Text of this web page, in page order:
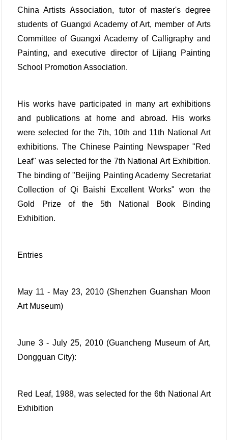
China Artists Association, tutor of master's degree
students of Guangxi Academy of Art, member of Arts
Committee of Guangxi Academy of Calligraphy and
Painting, and executive director of Lijiang Painting
School Promotion Association.
His works have participated in many art exhibitions
and publications at home and abroad. His works
were selected for the 7th, 10th and 11th National Art
exhibitions. The Chinese Painting Newspaper "Red
Leaf" was selected for the 7th National Art Exhibition.
The binding of "Beijing Painting Academy Secretariat
Collection of Qi Baishi Excellent Works" won the
Gold Prize of the 5th National Book Binding
Exhibition.
Entries
May 11 - May 23, 2010 (Shenzhen Guanshan Moon
Art Museum)
June 3 - July 25, 2010 (Guancheng Museum of Art,
Dongguan City):
Red Leaf, 1988, was selected for the 6th National Art
Exhibition